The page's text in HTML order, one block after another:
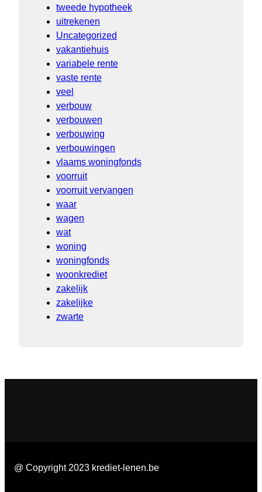
tweede hypotheek
uitrekenen
Uncategorized
vakantiehuis
variabele rente
vaste rente
veel
verbouw
verbouwen
verbouwing
verbouwingen
vlaams woningfonds
voorruit
voorruit vervangen
waar
wagen
wat
woning
woningfonds
woonkrediet
zakelijk
zakelijke
zwarte
@ Copyright 2023 krediet-lenen.be